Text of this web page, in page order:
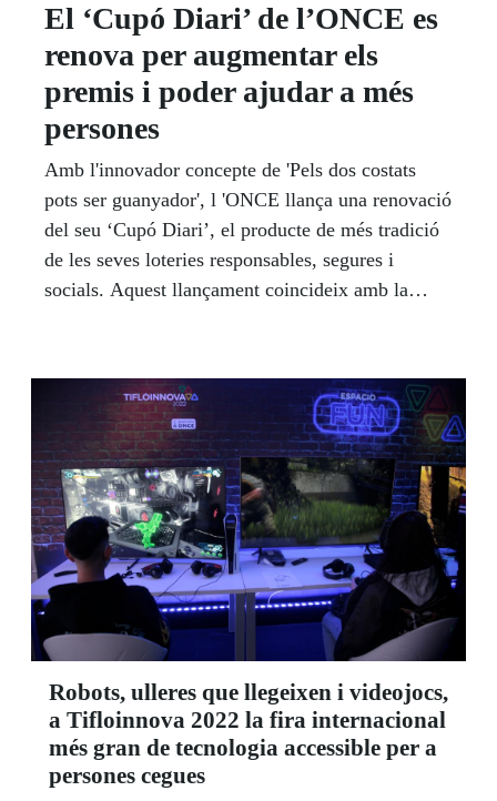
El ‘Cupó Diari’ de l’ONCE es
renova per augmentar els
premis i poder ajudar a més
persones
Amb l'innovador concepte de 'Pels dos costats
pots ser guanyador', l 'ONCE llança una renovació
del seu ‘Cupó Diari’, el producte de més tradició
de les seves loteries responsables, segures i
socials. Aquest llançament coincideix amb la
visió, vine a l'ONCE’, per conscienciar la
ciutadania de la seva acció al costat de persones
cegues, però també dels qui mantenen alguna
resta visual i encara no coneixen els beneficis
d'afiliar-s'hi.
Robots, ulleres que llegeixen i videojocs,
a Tifloinnova 2022 la fira internacional
més gran de tecnologia accessible per a
persones cegues